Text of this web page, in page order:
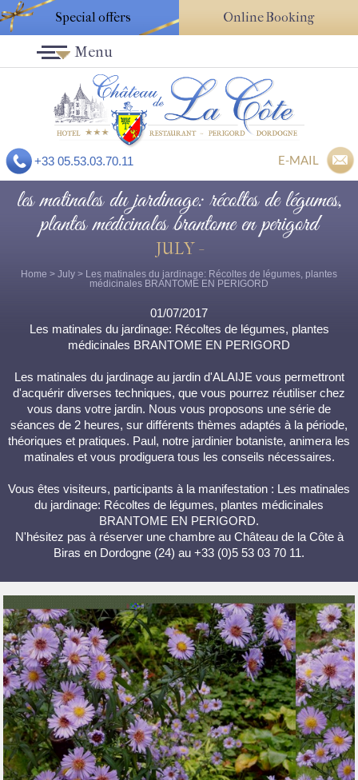
Special offers Online Booking
+33 05.53.03.70.11 E-MAIL
Menu
les matinales du jardinage: récoltes de légumes,
plantes médicinales brantome en perigord
JULY -
Home > July > Les matinales du jardinage: Récoltes de légumes, plantes
médicinales BRANTOME EN PERIGORD
01/07/2017
Les matinales du jardinage: Récoltes de légumes, plantes
médicinales BRANTOME EN PERIGORD
Les matinales du jardinage au jardin d'ALAIJE vous permettront
d'acquérir diverses techniques, que vous pourrez réutiliser chez
vous dans votre jardin. Nous vous proposons une série de
séances de 2 heures, sur différents thèmes adaptés à la période,
théoriques et pratiques. Paul, notre jardinier botaniste, animera les
matinales et vous prodiguera tous les conseils nécessaires.
Vous êtes visiteurs, participants à la manifestation : Les matinales
du jardinage: Récoltes de légumes, plantes médicinales
BRANTOME EN PERIGORD.
N'hésitez pas à réserver une chambre au Château de la Côte à
Biras en Dordogne (24) au +33 (0)5 53 03 70 11.